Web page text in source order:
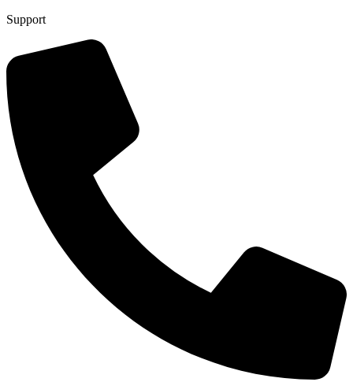
Support